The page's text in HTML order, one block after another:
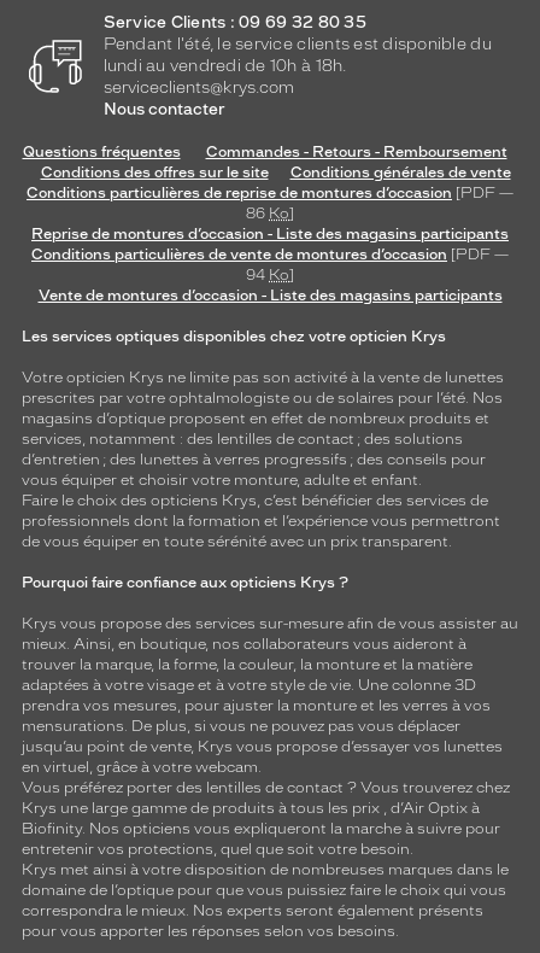
Service Clients : 09 69 32 80 35
Pendant l'été, le service clients est disponible du
lundi au vendredi de 10h à 18h.
serviceclients@krys.com
Nous contacter
Questions fréquentes
Commandes - Retours - Remboursement
Conditions des offres sur le site
Conditions générales de vente
Conditions particulières de reprise de montures d’occasion [PDF —
86 Ko]
Reprise de montures d’occasion - Liste des magasins participants
Conditions particulières de vente de montures d’occasion [PDF —
94 Ko]
Vente de montures d’occasion - Liste des magasins participants
Les services optiques disponibles chez votre opticien Krys
Votre opticien Krys ne limite pas son activité à la vente de lunettes
prescrites par votre ophtalmologiste ou de solaires pour l’été. Nos
magasins d’optique proposent en effet de nombreux produits et
services, notamment : des lentilles de contact ; des solutions
d’entretien ; des lunettes à verres progressifs ; des conseils pour
vous équiper et choisir votre monture, adulte et enfant.
Faire le choix des opticiens Krys, c’est bénéficier des services de
professionnels dont la formation et l’expérience vous permettront
de vous équiper en toute sérénité avec un prix transparent.
Pourquoi faire confiance aux opticiens Krys ?
Krys vous propose des services sur-mesure afin de vous assister au
mieux. Ainsi, en boutique, nos collaborateurs vous aideront à
trouver la marque, la forme, la couleur, la monture et la matière
adaptées à votre visage et à votre style de vie. Une colonne 3D
prendra vos mesures, pour ajuster la monture et les verres à vos
mensurations. De plus, si vous ne pouvez pas vous déplacer
jusqu’au point de vente, Krys vous propose d’essayer vos lunettes
en virtuel, grâce à votre webcam.
Vous préférez porter des lentilles de contact ? Vous trouverez chez
Krys une large gamme de produits à tous les prix , d’Air Optix à
Biofinity. Nos opticiens vous expliqueront la marche à suivre pour
entretenir vos protections, quel que soit votre besoin.
Krys met ainsi à votre disposition de nombreuses marques dans le
domaine de l’optique pour que vous puissiez faire le choix qui vous
correspondra le mieux. Nos experts seront également présents
pour vous apporter les réponses selon vos besoins.